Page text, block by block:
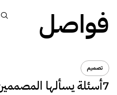
فواصل
تصميم
7أسئلة يسألها المصممين المبتدئين وإجابتهم